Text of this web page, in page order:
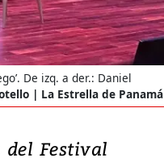
De izq. a der.: Daniel
| La Estrella de Panamá
Festival
terremoto de magnitud
este martes 28 de
prefectura de Kumamoto,
Japón, provocando una
de gran...